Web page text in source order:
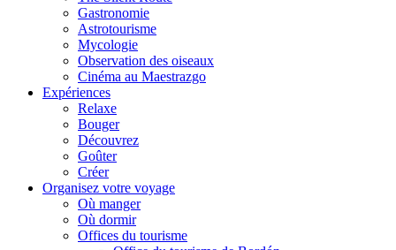
Gastronomie
Astrotourisme
Mycologie
Observation des oiseaux
Cinéma au Maestrazgo
Expériences
Relaxe
Bouger
Découvrez
Goûter
Créer
Organisez votre voyage
Où manger
Où dormir
Offices du tourisme